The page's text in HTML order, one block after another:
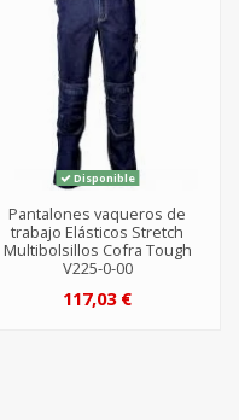
Disponible
Pantalones vaqueros de
trabajo Elásticos Stretch
Multibolsillos Cofra Tough
V225-0-00
117,03 €